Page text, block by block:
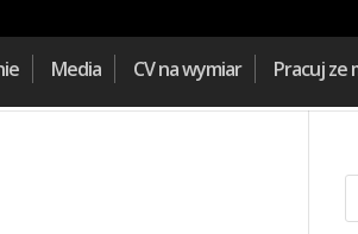
Media CV na wymiar Pracuj ze